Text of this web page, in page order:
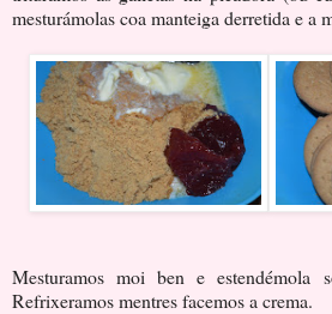
mesturámolas coa manteiga derretida e a
Mesturamos moi ben e estendémola
Refrixeramos mentres facemos a crema.